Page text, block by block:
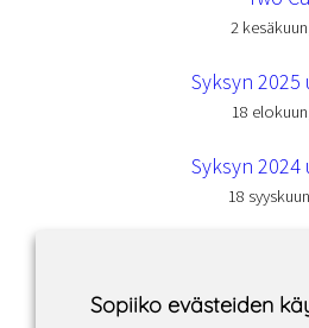
2
Syksyn
18
Syksyn
18
Sopiiko evästeiden